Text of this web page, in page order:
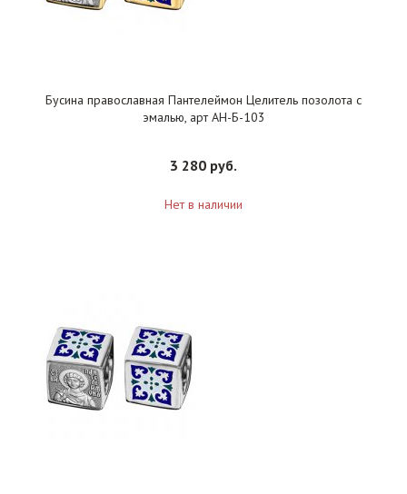
Бусина православная Пантелеймон Целитель позолота с
эмалью, арт АН-Б-103
3 280 руб.
Нет в наличии